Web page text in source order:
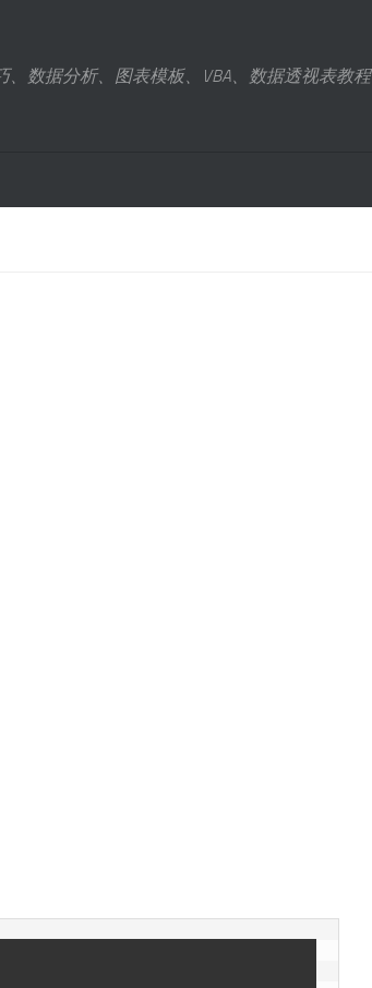
、数据分析、图表模板、VBA、数据透视表教程